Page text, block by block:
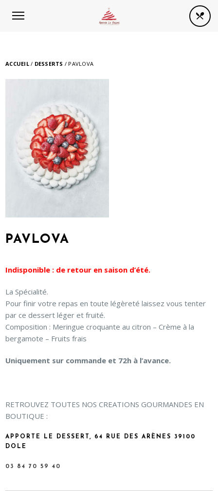
ACCUEIL/ DESSERTS / PAVLOVA
PAVLOVA
Indisponible : de retour en saison d’été.
La Spécialité.
Pour finir votre repas en toute légèreté laissez vous tenter
par ce dessert léger et fruité.
Composition : Meringue croquante au citron – Crème à la
bergamote – Fruits frais
Uniquement sur commande et 72h à l’avance.
RETROUVEZ TOUTES NOS CREATIONS GOURMANDES EN
BOUTIQUE :
APPORTE LE DESSERT, 64 RUE DES ARÈNES 39100
DOLE
03 84 70 59 40
Panneau de gestion des cookies